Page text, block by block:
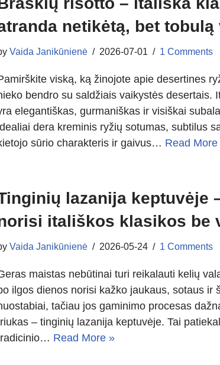
netikėtą, bet tobulą
Vaida Janikūnienė 2026-07-01 1 Comments
viską, ką žinojote apie desertines
bendro su saldžiais vaikystės desertais.
elegantiškas, gurmaniškas ir visiškai
dera kreminis ryžių sotumas, subtilus
sūrio charakteris ir gaivus… Read More
lazanija keptuvėje
itališkos klasikos be
Vaida Janikūnienė 2026-05-24 1 Comments
maistas nebūtinai turi reikalauti kelių
ilgos dienos norisi kažko jaukaus, sotaus ir
tačiau jos gaminimo procesas
– tinginių lazanija keptuvėje. Tai
Read More »